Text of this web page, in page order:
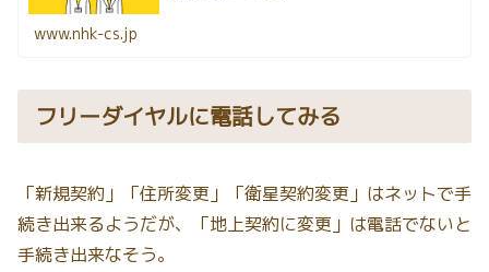
www.nhk-cs.jp
フリーダイヤルに電話してみる
「新規契約」「住所変更」「衛星契約変更」はネットで手
続き出来るようだが、「地上契約に変更」は電話でないと
手続き出来なそう。